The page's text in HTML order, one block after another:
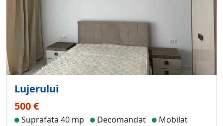
Lujerului
500 €
Suprafata 40 mp Decomandat
Mobilat